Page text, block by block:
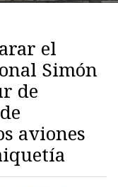
el
Simón
de
aviones